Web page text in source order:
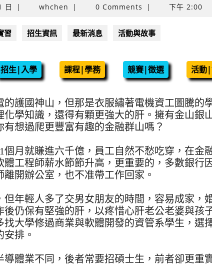
日 2024
日
| whchen | 0 Comments | 下午 2:00
習 招生資訊 最新消息 活動與故事
招生|入學 課程|學務 競賽|徵選 活動
的護國神山，但那是衣服繡著電機資工圖騰的
化學知識，還得有顆更強大的肝。擁有金山銀
有想過爬更豐富有趣的金融群山嗎？
個月就賺進六千億，員工自然不愁吃穿，在金
體工程師薪水節節升高，更重要的，多數銀行
開辦公室，也不准帶工作回家。
但年輕人多了交男女朋友的時間，容易成家，
後仍保有堅強的肝，以疼惜心肝老公老婆與孩
找大學修過商業與軟體開發的資管系學生，選
排。
導體業不同，後者常要招碩士生，前者卻更重